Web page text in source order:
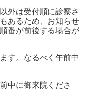
外は受付順に診察さ
あるため、お知らせ
番が前後する場合が
す。なるべく午前中
中に御来院くださ